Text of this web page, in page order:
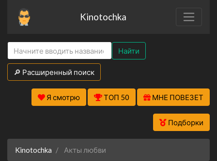
Kinotochka
Найти
🔎 Расширенный поиск
Я смотрю ТОП 50 МНЕ ПОВЕЗЕТ
Подборки
Kinotochka Акты любви